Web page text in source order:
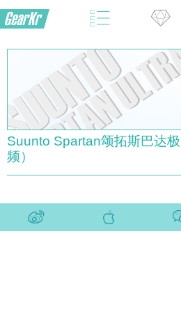
Suunto Spartan颂拓斯巴达
频）